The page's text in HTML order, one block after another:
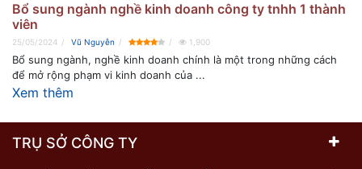
Bổ sung ngành nghề kinh doanh công ty tnhh 1 thành
viên
25/05/2024 Vũ Nguyễn 1,900
Bổ sung ngành, nghề kinh doanh chính là một trong những cách
để mở rộng phạm vi kinh doanh của ...
Xem thêm
TRỤ SỞ CÔNG TY